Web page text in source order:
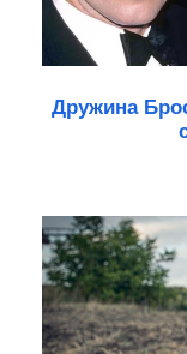
Дружина